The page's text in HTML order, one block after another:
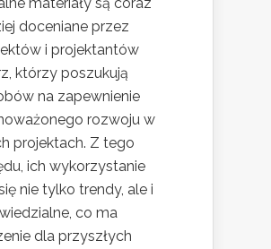
doceniane przez
i projektantów
którzy poszukują
na zapewnienie
rozwoju w
projektach. Z tego
ich wykorzystanie
nie tylko trendy, ale i
co ma
dla przyszłych